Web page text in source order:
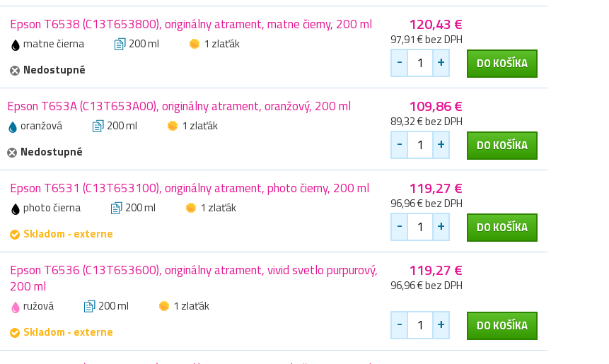
Epson T6538 (C13T653800), originálny atrament, matne čierny, 200 ml
matne čierna 200 ml
1 zlaťák
Nedostupné
120,43 €
97,91 € bez DPH
- + DO KOŠÍKA
Epson T653A (C13T653A00), originálny atrament, oranžový, 200 ml
oranžová 200 ml
1 zlaťák
Nedostupné
109,86 €
89,32 € bez DPH
- + DO KOŠÍKA
Epson T6531 (C13T653100), originálny atrament, photo čierny, 200 ml
photo čierna 200 ml
1 zlaťák
Skladom - externe
119,27 €
96,96 € bez DPH
- + DO KOŠÍKA
Epson T6536 (C13T653600), originálny atrament, vivid svetlo purpurový,
200 ml
ružová 200 ml
1 zlaťák
Skladom - externe
119,27 €
96,96 € bez DPH
- + DO KOŠÍKA